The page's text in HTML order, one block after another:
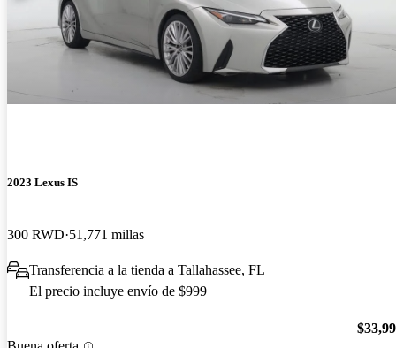
2023 Lexus IS
300 RWD 51,771 millas
Transferencia a la tienda a Tallahassee, FL
El precio incluye envío de $999